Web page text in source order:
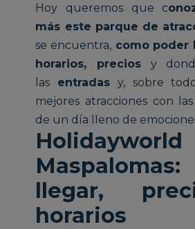
Hoy queremos que c
más este parque de
se encuentra,como poder
horarios, preciosy
las entradasy, sobre
mejores atracciones con
de un día lleno de
Holidayworld
llegar,
horarios